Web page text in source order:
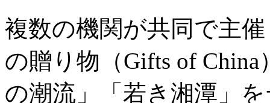
複数の機関が共同で主
の贈り物（Gifts of
の潮流」「若き湘潭」